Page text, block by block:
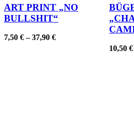
weist
mehrere
ART PRINT „NO
BULLSHIT“
7,50 €–37,90 €
10,50 €